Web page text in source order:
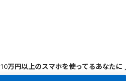
10万円以上のスマホを使ってるあなたに